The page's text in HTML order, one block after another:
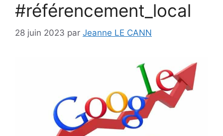
#référencement_local
28 juin 2023 par Jeanne LE CANN